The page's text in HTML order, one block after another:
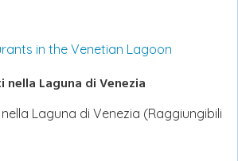
Laguna di Venezia
Laguna di Venezia (Raggiungibili